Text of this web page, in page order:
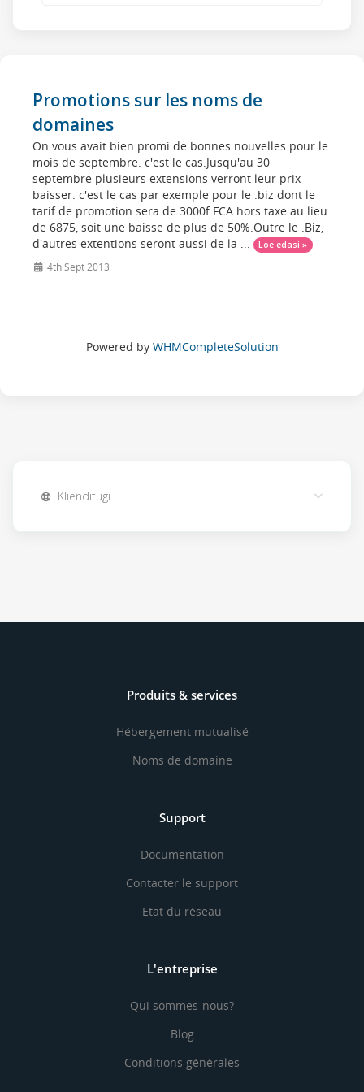
Promotions sur les noms de
domaines
On vous avait bien promi de bonnes nouvelles pour le
mois de septembre. c'est le cas.Jusqu'au 30
septembre plusieurs extensions verront leur prix
baisser. c'est le cas par exemple pour le .biz dont le
tarif de promotion sera de 3000f FCA hors taxe au lieu
de 6875, soit une baisse de plus de 50%.Outre le .Biz,
d'autres extentions seront aussi de la ...
Loe edasi »
4th Sept 2013
Powered by WHMCompleteSolution
Klienditugi
Produits & services
Hébergement mutualisé
Noms de domaine
Support
Documentation
Contacter le support
Etat du réseau
L'entreprise
Qui sommes-nous?
Blog
Conditions générales